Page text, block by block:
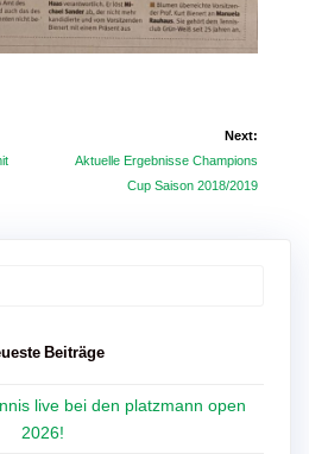
Next:
Next
Aktuelle Ergebnisse Champions
Cup Saison 2018/2019
Beiträge
live bei den platzmann open
2026!